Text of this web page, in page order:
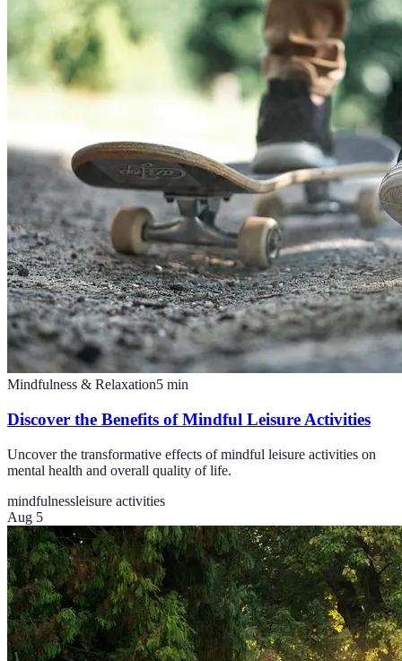
Mindfulness & Relaxation5 min
Discover the Benefits of Mindful Leisure Activities
Uncover the transformative effects of mindful leisure activities on
mental health and overall quality of life.
mindfulnessleisure activities
Aug 5